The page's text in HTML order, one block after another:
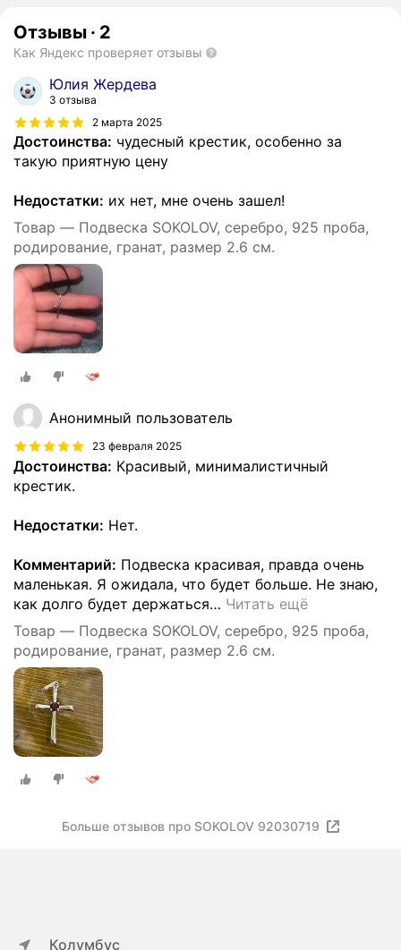
Отзывы · 2
Как Яндекс проверяет отзывы
Юлия Жердева
3 отзыва
2 марта 2025
Достоинства: чудесный крестик, особенно за
такую приятную цену
Недостатки: их нет, мне очень зашел!
Товар — Подвеска SOKOLOV, серебро, 925 проба,
родирование, гранат, размер 2.6 см.
Анонимный пользователь
23 февраля 2025
Достоинства: Красивый, минималистичный
крестик.
Недостатки: Нет.
Комментарий: Подвеска красивая, правда очень
маленькая. Я ожидала, что будет больше. Не знаю,
как долго будет держаться… Читать ещё
Товар — Подвеска SOKOLOV, серебро, 925 проба,
родирование, гранат, размер 2.6 см.
Больше отзывов про SOKOLOV 92030719
Колумбус